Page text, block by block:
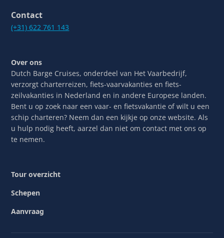
Contact
(+31) 622 761 143
Over ons
Dutch Barge Cruises, onderdeel van Het Vaarbedrijf,
verzorgt charterreizen, fiets-vaarvakanties en fiets-
zeilvakanties in Nederland en in andere Europese landen.
Bent u op zoek naar een vaar- en fietsvakantie of wilt u een
schip charteren? Neem dan een kijkje op onze website. Als
u hulp nodig heeft, aarzel dan niet om contact met ons op
te nemen.
Tour overzicht
Schepen
Aanvraag